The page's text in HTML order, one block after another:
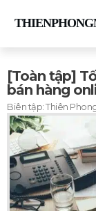
[Toàn tập]
bán hàng
Biên tập:Thiên